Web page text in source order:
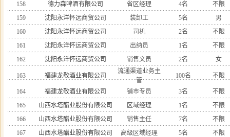
158
德力森啤酒有限公司 省区经理 4名
不限
159
沈阳永洋怀远商贸公司 装卸工 5名
男
160
沈阳永洋怀远商贸公司 司机 2名
不限
161
沈阳永洋怀远商贸公司 出纳员 1名
不限
162
沈阳永洋怀远商贸公司 销售文员 2名 女
163 福建龙敬酒业有限公司
流通渠道业务主
管
100名 不限
164 福建龙敬酒业有限公司 铺市专员 3名
不限
165
山西水塔醋业股份有限公司 区域经理 1名
不限
166
山西水塔醋业股份有限公司 销售主任 7名
不限
167
山西水塔醋业股份有限公司 高级区域经理 5名
不限